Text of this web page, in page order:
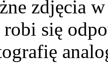
zdjęcia
robi się